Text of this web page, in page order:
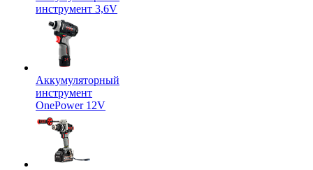
инструмент 3,6V
Аккумуляторный
инструмент
OnePower 12V